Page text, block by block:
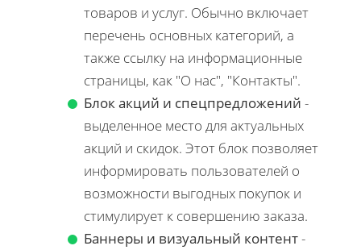
товаров и услуг. Обычно включает
перечень основных категорий, а
также ссылку на информационные
страницы, как "О нас", "Контакты".
Блок акций и спецпредложений -
выделенное место для актуальных
акций и скидок. Этот блок позволяет
информировать пользователей о
возможности выгодных покупок и
стимулирует к совершению заказа.
Баннеры и визуальный контент-